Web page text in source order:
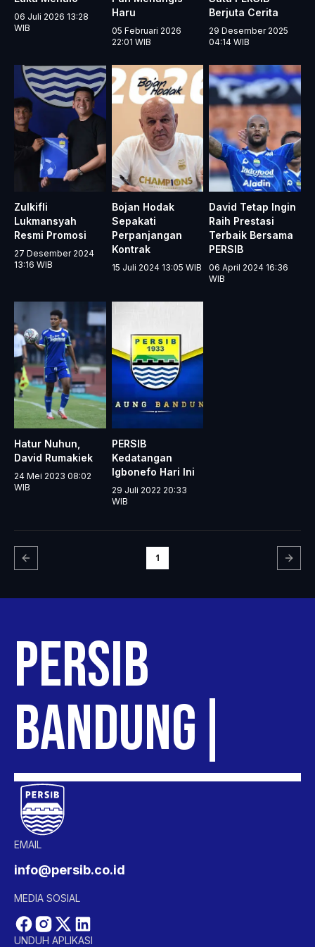
06 Juli 2026 13:28
WIB
Haru
05 Februari 2026
22:01 WIB
Berjuta Cerita
29 Desember 2025
04:14 WIB
Zulkifli
Lukmansyah
Resmi Promosi
27 Desember 2024
13:16 WIB
Bojan Hodak
Sepakati
Perpanjangan
Kontrak
15 Juli 2024 13:05 WIB
David Tetap Ingin
Raih Prestasi
Terbaik Bersama
PERSIB
06 April 2024 16:36
WIB
Hatur Nuhun,
David Rumakiek
24 Mei 2023 08:02
WIB
PERSIB
Kedatangan
Igbonefo Hari Ini
29 Juli 2022 20:33
WIB
Kembali 1
PERSIB
BANDUNG
EMAIL
info@persib.co.id
MEDIA SOSIAL
UNDUH APLIKASI